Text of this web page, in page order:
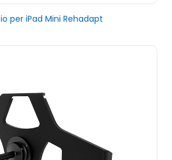
per iPad Mini Rehadapt